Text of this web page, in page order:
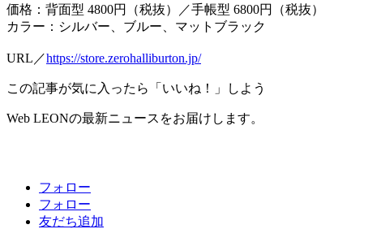
価格：背面型 4800円（税抜）／手帳型 6800円（税抜）
カラー：シルバー、ブルー、マットブラック
URL／https://store.zerohalliburton.jp/
この記事が気に入ったら「いいね！」しよう
Web LEONの最新ニュースをお届けします。
フォロー
フォロー
友だち追加